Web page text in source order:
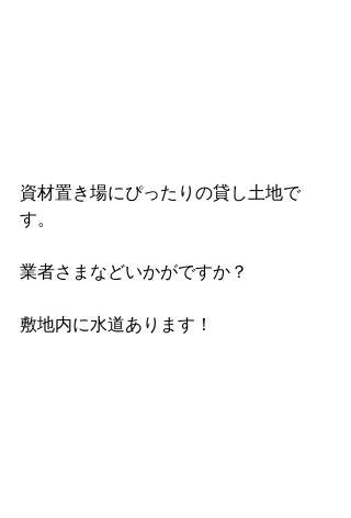
資材置き場にぴったりの貸し土地で
す。
業者さまなどいかがですか？
敷地内に水道あります！